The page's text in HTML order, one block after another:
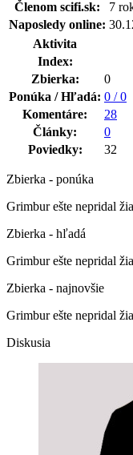
Členom scifi.sk:
7
Naposledy online:
Aktivita
Index:
Zbierka:
0
Ponúka / Hľadá: 0 / 0
Komentáre:
28
Články:
0
Poviedky:
32
Zbierka - ponúka
Grimbur ešte nepridal
Zbierka - hľadá
Grimbur ešte nepridal
Zbierka - najnovšie
Grimbur ešte nepridal
Diskusia